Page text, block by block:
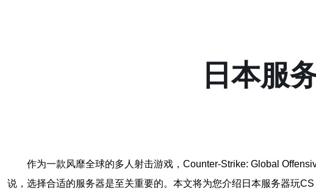
日本服
作为一款风靡全球的多人射击游戏，Counter-Strike: Global
说，选择合适的服务器是至关重要的。本文将为您介绍日本服务器玩CS